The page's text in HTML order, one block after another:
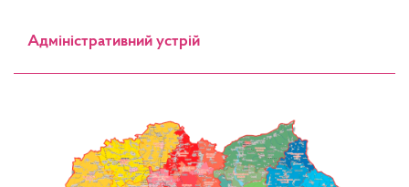
Адміністративний устрій